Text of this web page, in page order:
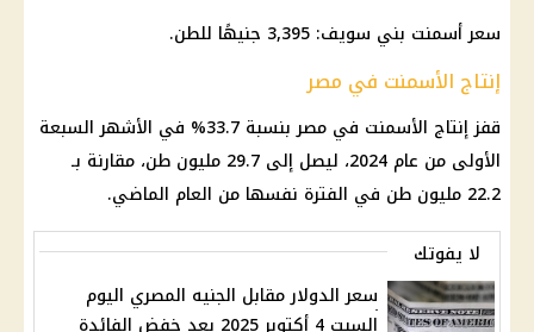
سعر أسمنت بني سويف: 3,395 جنيهًا للطن.
إنتاج الأسمنت في مصر
قفز إنتاج الأسمنت في مصر بنسبة 33.7% في الأشهر السبعة
الأولى من عام 2024، ليصل إلى 29.7 مليون طن، مقارنة بـ
22.2 مليون طن في الفترة نفسها من العام الماضي.
لا يفوتك
سعر الدولار مقابل الجنيه المصري اليوم
السبت 4 أكتوبر 2025 بعد خفض الفائدة